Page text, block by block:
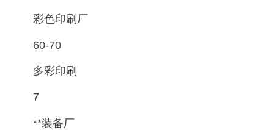
彩色印刷厂
60-70
多彩印刷
7
**装备厂